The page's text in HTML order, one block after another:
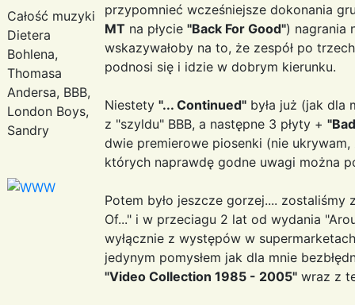
Całość muzyki
Dietera
Bohlena,
Thomasa
Andersa, BBB,
London Boys,
Sandry
przypomnieć wcześniejsze dokonania
MT na płycie "Back For Good") nagrania
wskazywałoby na to, że zespół po
podnosi się i idzie w dobrym kierunku.
Niestety "... Continued" była już (jak dla
z "szyldu" BBB, a następne 3 płyty +
dwie premierowe piosenki (nie
których naprawdę godne uwagi można
Potem było jeszcze gorzej.... zostaliśmy
Of..." i w przeciagu 2 lat od wydania
wyłącznie z występów w
jedynym pomysłem jak dla mnie
"Video Collection 1985 - 2005" wraz z